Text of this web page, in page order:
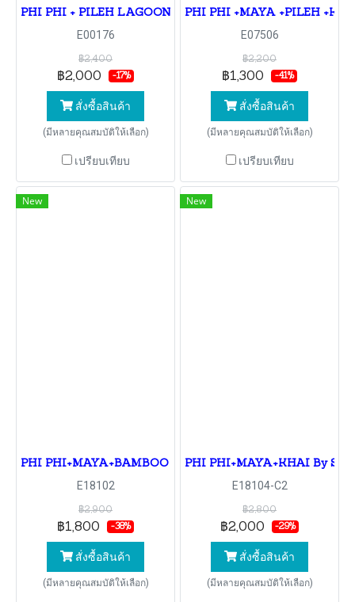
PHI PHI + PILEH LAGOON + BAMBOO By Speed Boa
E00176
฿2,400
฿2,000 -17%
สั่งซื้อสินค้า
(มีหลายคุณสมบัติให้เลือก)
เปรียบเทียบ
PHI PHI +MAYA +PILEH
E07506
฿2,200
฿1,300 -41%
สั่งซื้อสินค้า
(มีหลายคุณสมบัติให้เลือก)
เปรียบเทียบ
New
PHI PHI+MAYA+BAMBOO By Speedboat
E18102
฿2,900
฿1,800 -38%
สั่งซื้อสินค้า
(มีหลายคุณสมบัติให้เลือก)
New
PHI PHI+MAYA+KHAI By
E18104-C2
฿2,800
฿2,000 -29%
สั่งซื้อสินค้า
(มีหลายคุณสมบัติให้เลือก)